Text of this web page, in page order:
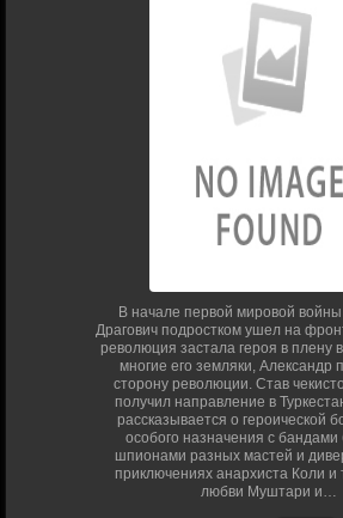
В начале первой мировой
Драгович подростком ушел на
революция застала героя в плену
многие его земляки, Александр
сторону революции. Став
получил направление в
рассказывается о героической
особого назначения с бандами
шпионами разных мастей и
приключениях анархиста Коли и
любви Муштари и…